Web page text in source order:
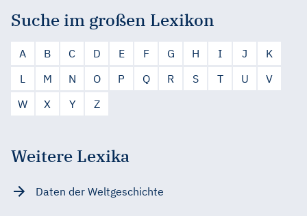
Suche im großen Lexikon
A B C D E F G H I J
K
L
M N O P Q R S T U
V
W
X Y Z
Weitere Lexika
Daten der Weltgeschichte